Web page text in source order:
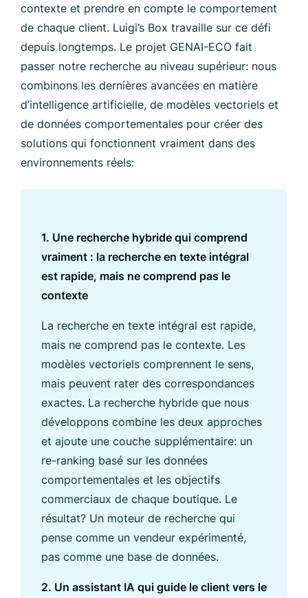
contexte et prendre en compte le comportement
de chaque client. Luigi’s Box travaille sur ce défi
depuis longtemps. Le projet GENAI-ECO fait
passer notre recherche au niveau supérieur: nous
combinons les dernières avancées en matière
d’intelligence artificielle, de modèles vectoriels et
de données comportementales pour créer des
solutions qui fonctionnent vraiment dans des
environnements réels:
1. Une recherche hybride qui comprend
vraiment : la recherche en texte intégral
est rapide, mais ne comprend pas le
contexte
La recherche en texte intégral est rapide,
mais ne comprend pas le contexte. Les
modèles vectoriels comprennent le sens,
mais peuvent rater des correspondances
exactes. La recherche hybride que nous
développons combine les deux approches
et ajoute une couche supplémentaire: un
re-ranking basé sur les données
comportementales et les objectifs
commerciaux de chaque boutique. Le
résultat? Un moteur de recherche qui
pense comme un vendeur expérimenté,
pas comme une base de données.
2. Un assistant IA qui guide le client vers le